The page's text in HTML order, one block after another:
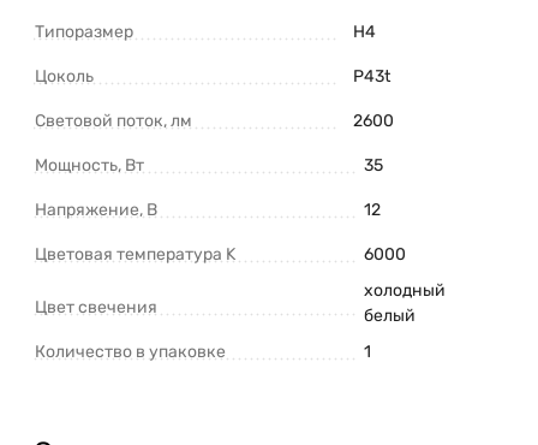
Типоразмер Н4
Цоколь P43t
Световой поток, лм 2600
Мощность, Вт 35
Напряжение, В 12
Цветовая температура K 6000
Цвет свечения
холодный
белый
Количество в упаковке
1